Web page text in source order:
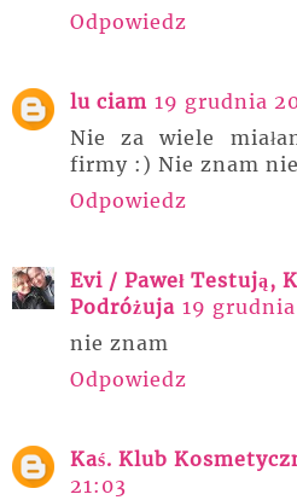
Odpowiedz
lu ciam 19 grudnia
Nie za wiele
firmy :) Nie znam
Odpowiedz
Evi / Paweł Testują,
Podróżuja 19
nie znam
Odpowiedz
Kaś. Klub
21:03